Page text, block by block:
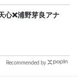
心❌浦野芽良アナ
Recommended by